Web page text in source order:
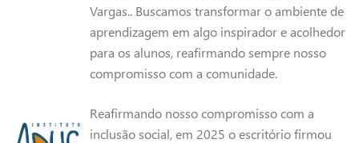
Vargas.. Buscamos transformar o ambiente de
aprendizagem em algo inspirador e acolhedor
para os alunos, reafirmando sempre nosso
compromisso com a comunidade.
Reafirmando nosso compromisso com a
inclusão social, em 2025 o escritório firmou